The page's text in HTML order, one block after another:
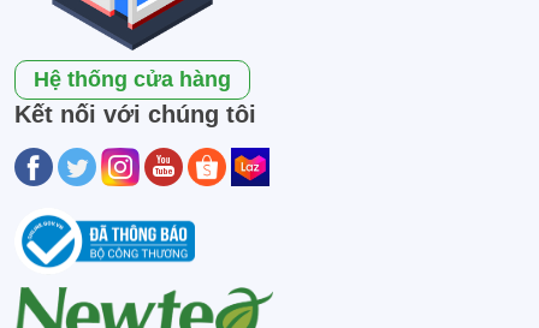
Hệ thống cửa hàng
Kết nối với chúng tôi